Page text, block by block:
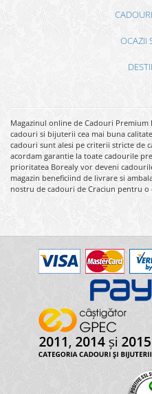
OCAZII
Magazinul online de Cadouri
cadouri si bijuterii cea mai buna
cadouri sunt alesi pe criterii stricte de
acordam garantie la toate cadourile
prioritatea Borealy vor deveni
magazin beneficiind de livrare si
nostru de cadouri de Craciun pentru o